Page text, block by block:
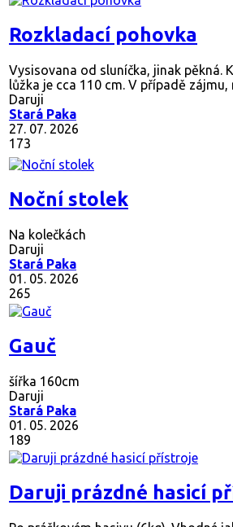
Rozkladací pohovka
Vysisovana od sluníčka, jinak pěkná.
lůžka je cca 110 cm. V případě zájmu,
Daruji
Stará Paka
27. 07. 2026
173
Noční stolek
Na kolečkách
Daruji
Stará Paka
01. 05. 2026
265
Gauč
šířka 160cm
Daruji
Stará Paka
01. 05. 2026
189
Daruji prázdné hasicí